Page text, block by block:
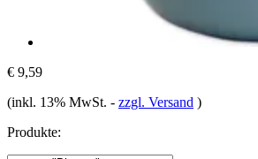
€ 9,59
(inkl. 13% MwSt. - zzgl. Versand )
Produkte: